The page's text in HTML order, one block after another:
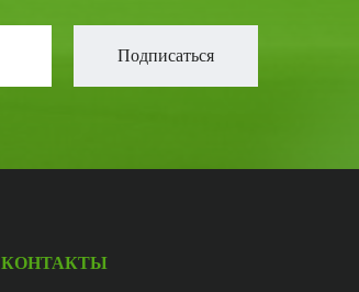
Подписаться
КОНТАКТЫ